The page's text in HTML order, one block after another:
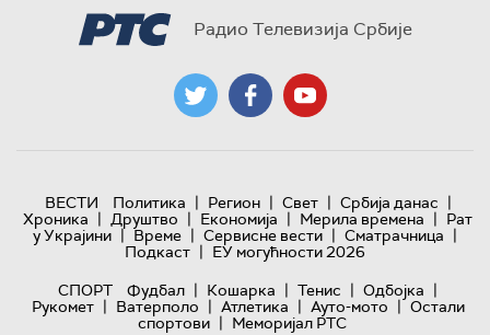
Радио Телевизија Србије
ВЕСТИ Политика | Регион | Свет | Србија данас |
Хроника | Друштво | Економија | Мерила времена | Рат
у Украјини | Време | Сервисне вести | Сматрачница |
Подкаст | ЕУ могућности 2026
СПОРТ
Фудбал | Кошарка | Тенис | Одбојка |
Рукомет | Ватерполо | Атлетика | Ауто-мото | Остали
спортови | Меморијал РТС